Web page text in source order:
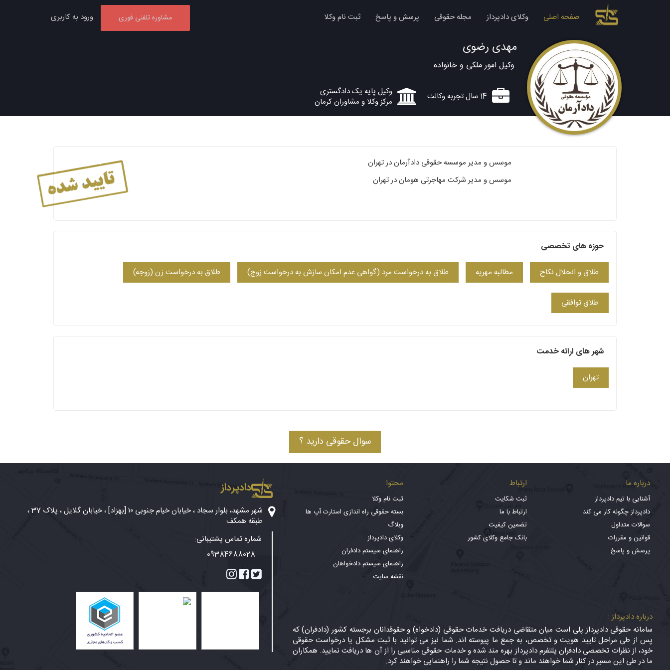
صفحه اصلی وکلای دادپرداز مجله حقوقی پرسش و پاسخ ثبت نام وکلا مشاوره تلفنی فوری ورود به کاربری
مهدی رضوی
وکیل امور ملکی و خانواده
14 سال تجربه وکالت
وکیل پایه یک دادگستری
مرکز وکلا و مشاوران کرمان
موسس و مدیر موسسه حقوقی دادآرمان در تهران
موسس و مدیر شرکت مهاجرتی هومان در تهران
حوزه های تخصصی
طلاق و انحلال نکاح مطالبه مهریه طلاق به درخواست مرد (گواهی عدم امکان سازش به درخواست زوج) طلاق به درخواست زن (زوجه)
طلاق توافقی
شهر های ارائه خدمت
تهران
سوال حقوقی دارید ؟
درباره ما
آشنایی با تیم دادپرداز
دادپرداز چگونه کار می کند
سوالات متداول
قوانین و مقررات
پرسش و پاسخ
ارتباط
ثبت شکایت
ارتباط با ما
تضمین کیفیت
بانک جامع وکلای کشور
محتوا
ثبت نام وکلا
بسته حقوقی راه اندازی استارت آپ ها
وبلاگ
وکلای دادپرداز
راهنمای سیستم دادفران
راهنمای سیستم دادخواهان
نقشه سایت
درباره دادپرداز :
سامانه حقوقی دادپرداز پلی است میان متقاضی دریافت خدمات حقوقی (دادخواه) و حقوقدانان برجسته کشور (دادفران) که
پس از طی مراحل تایید هویت و تخصص، به جمع ما پیوسته اند. شما نیز می توانید با ثبت مشکل یا درخواست حقوقی
خود، از نظرات تخصصی دادفران پلتفرم دادپرداز بهره مند شده و خدمات حقوقی مناسبی را از آن ها دریافت نمایید. همکاران
ما در طی این مسیر در کنار شما خواهند ماند و تا حصول نتیجه شما را راهنمایی خواهند کرد.
دادپرداز
شهر مشهد، بلوار سجاد ، خیابان خیام جنوبی ۱۰ [بهزاد] ، خیابان گلایل ، پلاک 37 ،
طبقه همکف
شماره تماس پشتیبانی:
09384688028